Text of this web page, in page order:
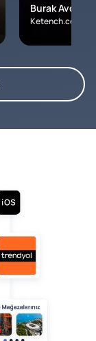
Burak Avcılar
Ketench.com –